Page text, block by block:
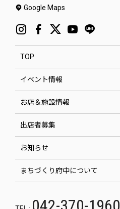
Google Maps
TOP
イベント情報
お店＆施設情報
出店者募集
お知らせ
まちづくり府中について